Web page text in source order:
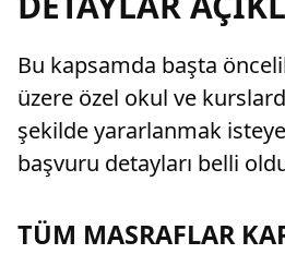
Bu kapsamda başta
üzere özel okul ve
şekilde yararlanmak
başvuru detayları belli
TÜM MASRAFLAR